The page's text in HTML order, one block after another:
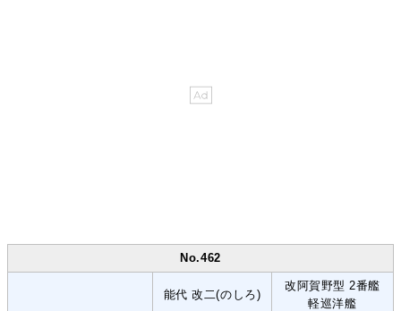
No.462
能代 改二(のしろ)
改阿賀野型 2番艦
軽巡洋艦